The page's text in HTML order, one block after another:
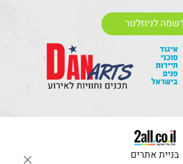
לניוזלטר
בניית אתרים